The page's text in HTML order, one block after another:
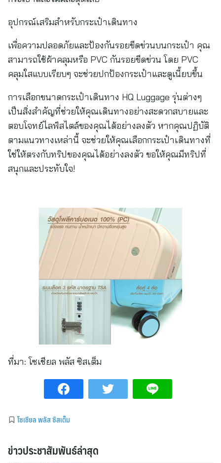
อุปกรณ์เสริมสำหรับกระเป๋าเดินทาง
เพื่อความปลอดภัยและป้องกันรอยขีดข่วนบนกระเป๋า คุณ
สามารถใช้ผ้าคลุมหรือ PVC กันรอยขีดข่วน โดย PVC
คลุมใสแบบเรียบๆ จะช่วยปกป้องกระเป๋าและดูเนี้ยบขึ้น
การเลือกขนาดกระเป๋าเดินทาง HQ Luggage รุ่นต่างๆ
เป็นสิ่งสำคัญที่ช่วยให้คุณเดินทางอย่างสะดวกสบายและ
ตอบโจทย์ไลฟ์สไตล์ของคุณได้อย่างลงตัว หากคุณปฏิบัติ
ตามแนวทางเหล่านี้ จะช่วยให้คุณเลือกกระเป๋าเดินทางที่
ใช่ให้ตรงกับทริปของคุณได้อย่างลงตัว ขอให้คุณมีทริปที่
สนุกและประทับใจ!
ที่มา: โซเชียล พลัส ซิสเต็ม
โซเชียล พลัส ซิสเต็ม
ข่าวประชาสัมพันธ์ล่าสุด